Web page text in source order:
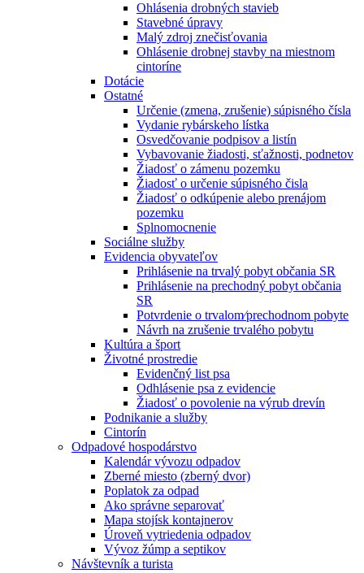
Ohlásenia drobných stavieb
Stavebné úpravy
Malý zdroj znečisťovania
Ohlásenie drobnej stavby na miestnom
cintoríne
Dotácie
Ostatné
Určenie (zmena, zrušenie) súpisného čísla
Vydanie rybárskeho lístka
Osvedčovanie podpisov a listín
Vybavovanie žiadosti, sťažnosti, podnetov
Žiadosť o zámenu pozemku
Žiadosť o určenie súpisného čisla
Žiadosť o odkúpenie alebo prenájom
pozemku
Splnomocnenie
Sociálne služby
Evidencia obyvateľov
Prihlásenie na trvalý pobyt občania SR
Prihlásenie na prechodný pobyt občania
SR
Potvrdenie o trvalom⁄prechodnom pobyte
Návrh na zrušenie trvalého pobytu
Kultúra a šport
Životné prostredie
Evidenčný list psa
Odhlásenie psa z evidencie
Žiadosť o povolenie na výrub drevín
Podnikanie a služby
Cintorín
Odpadové hospodárstvo
Kalendár vývozu odpadov
Zberné miesto (zberný dvor)
Poplatok za odpad
Ako správne separovať
Mapa stojísk kontajnerov
Úroveň vytriedenia odpadov
Vývoz žúmp a septikov
Návštevník a turista